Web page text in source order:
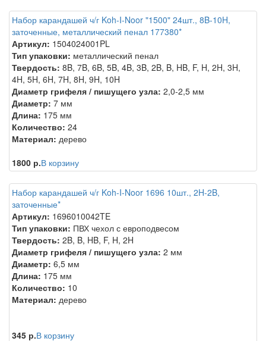
Набор карандашей ч/г Koh-I-Noor "1500" 24шт., 8B-10H,
заточенные, металлический пенал 177380*
Артикул: 1504024001PL
Тип упаковки: металлический пенал
Твердость: 8B, 7B, 6B, 5B, 4B, 3B, 2B, B, HB, F, H, 2H, 3H,
4H, 5H, 6H, 7H, 8H, 9H, 10H
Диаметр грифеля / пишущего узла: 2,0-2,5 мм
Диаметр: 7 мм
Длина: 175 мм
Количество: 24
Материал: дерево
1800 р.В корзину
Набор карандашей ч/г Koh-I-Noor 1696 10шт., 2H-2B,
заточенные*
Артикул: 1696010042TE
Тип упаковки: ПВХ чехол с европодвесом
Твердость: 2B, B, HB, F, H, 2H
Диаметр грифеля / пишущего узла: 2 мм
Диаметр: 6,5 мм
Длина: 175 мм
Количество: 10
Материал: дерево
345 р.В корзину